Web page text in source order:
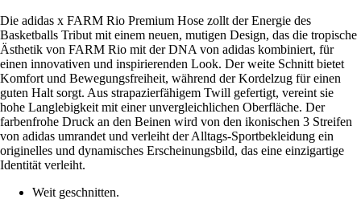
Die adidas x FARM Rio Premium Hose zollt der Energie des
Basketballs Tribut mit einem neuen, mutigen Design, das die tropische
Ästhetik von FARM Rio mit der DNA von adidas kombiniert, für
einen innovativen und inspirierenden Look. Der weite Schnitt bietet
Komfort und Bewegungsfreiheit, während der Kordelzug für einen
guten Halt sorgt. Aus strapazierfähigem Twill gefertigt, vereint sie
hohe Langlebigkeit mit einer unvergleichlichen Oberfläche. Der
farbenfrohe Druck an den Beinen wird von den ikonischen 3 Streifen
von adidas umrandet und verleiht der Alltags-Sportbekleidung ein
originelles und dynamisches Erscheinungsbild, das eine einzigartige
Identität verleiht.
Weit geschnitten.